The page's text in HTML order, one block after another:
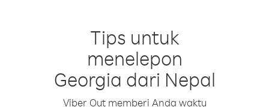
Tips untuk
menelepon
Georgia dari Nepal
Viber Out memberi Anda waktu